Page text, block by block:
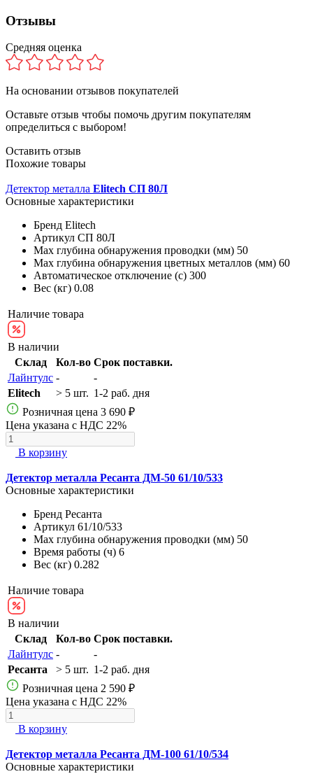
Отзывы
Средняя оценка
На основании отзывов покупателей
Оставьте отзыв чтобы помочь другим покупателям
определиться с выбором!
Оставить отзыв
Похожие товары
Детектор металла Elitech СП 80Л
Основные характеристики
Бренд Elitech
Артикул СП 80Л
Max глубина обнаружения проводки (мм) 50
Max глубина обнаружения цветных металлов (мм) 60
Автоматическое отключение (с) 300
Вес (кг) 0.08
Наличие товара
В наличии
Склад
Кол-во Срок поставки.
Лайнтулс -
-
Elitech
> 5 шт. 1-2 раб. дня
Розничная цена 3 690 ₽
Цена указана с НДС 22%
В корзину
Детектор металла Ресанта ДМ-50 61/10/533
Основные характеристики
Бренд Ресанта
Артикул 61/10/533
Max глубина обнаружения проводки (мм) 50
Время работы (ч) 6
Вес (кг) 0.282
Наличие товара
В наличии
Склад
Кол-во Срок поставки.
Лайнтулс -
-
Ресанта
> 5 шт. 1-2 раб. дня
Розничная цена 2 590 ₽
Цена указана с НДС 22%
В корзину
Детектор металла Ресанта ДМ-100 61/10/534
Основные характеристики